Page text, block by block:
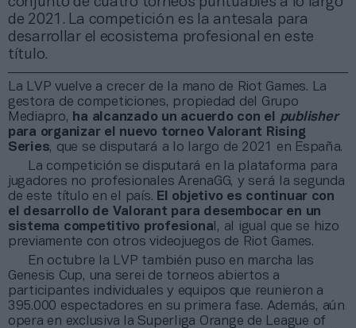
de 2021. La competición es la antesala para
desarrollar el ecosistema profesional en este
título.
La LVP vuelve a crecer de la mano de Riot Games. La
gestora de competiciones, propiedad del Grupo
Mediapro, ha alcanzado un acuerdo con el publisher
para organizar el nuevo torneo Valorant Rising
Series, que se disputará a lo largo de 2021 en España.
La competición se disputará en la plataforma para
jugadores no profesionales ArenaGG, y será la segunda
de este título en el país. El objetivo es continuar con
el desarrollo de Valorant para desembocar en un
sistema competitivo profesiona l, al igual que se hizo
previamente con otros videojuegos de Riot Games.
En octubre la LVP también puso en marcha las
Genesis Cup, una serei de torneos abiertos a
participantes individuales y equipos que reunieron a
395.000 espectadores en su primera fase. Además, aún
opera en exclusiva la Superliga Orange de League of